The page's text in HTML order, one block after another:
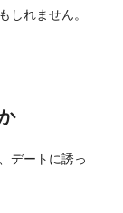
しれません。
デートに誘っ